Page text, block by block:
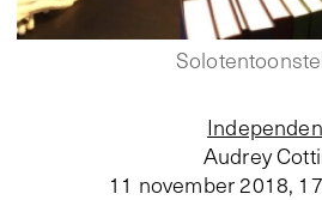
Audrey
11 november 2018,